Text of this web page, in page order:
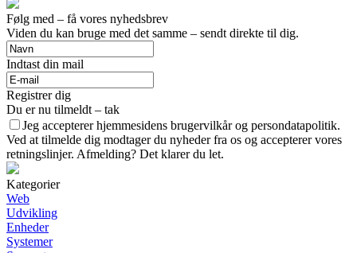
Følg med – få vores nyhedsbrev
Viden du kan bruge med det samme – sendt direkte til dig.
Indtast din mail
Registrer dig
Du er nu tilmeldt – tak
Jeg accepterer hjemmesidens brugervilkår og persondatapolitik.
Ved at tilmelde dig modtager du nyheder fra os og accepterer vores
retningslinjer. Afmelding? Det klarer du let.
Kategorier
Web
Udvikling
Enheder
Systemer